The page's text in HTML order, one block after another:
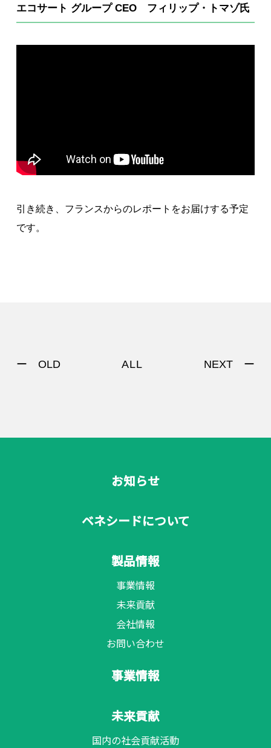
エコサート グループ CEO フィリップ・トマゾ氏
引き続き、フランスからのレポートをお届けする予定
です。
ー OLD ALL NEXT ー
お知らせ
ベネシードについて
製品情報
事業情報
未来貢献
会社情報
お問い合わせ
事業情報
未来貢献
国内の社会貢献活動